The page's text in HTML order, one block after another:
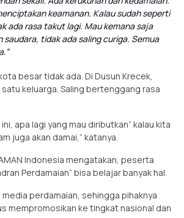
keamanan. Kalau sudah seperti
ada rasa takut lagi. Mau kemana saja
saudara, tidak ada saling curiga. Semua
besar tidak ada. Di Dusun Krecek,
keluarga. Saling bertenggang rasa
apa lagi yang mau diributkan” kalau kita
juga akan damai,” katanya.
Indonesia mengatakan, peserta
Perdamaian” bisa belajar banyak hal.
perdamaian, sehingga pihaknya
mempromosikan ke tingkat nasional dan